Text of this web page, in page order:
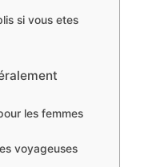
si vous etes
les femmes
voyageuses